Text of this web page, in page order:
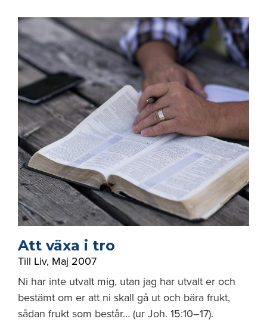
Att växa i tro
Till Liv, Maj 2007
Ni har inte utvalt mig, utan jag har utvalt er och
bestämt om er att ni skall gå ut och bära frukt,
sådan frukt som består… (ur Joh. 15:10–17).